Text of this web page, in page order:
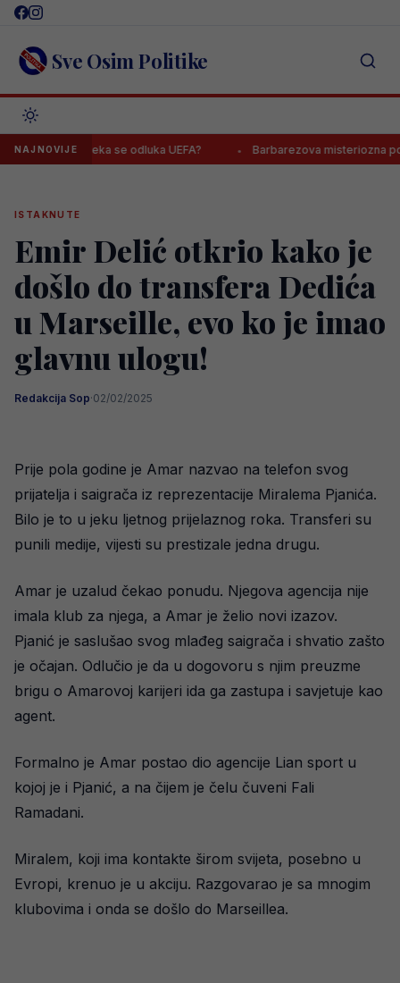
Skip
content Sve Osim Politike
NAJNOVIJE
čeka se odluka UEFA? Barbarezova misteriozna poruka
ISTAKNUTE
Emir Delić otkrio kako je
došlo do transfera Dedića
u Marseille, evo ko je imao
glavnu ulogu!
Redakcija Sop·02/02/2025
Prije pola godine je Amar nazvao na telefon svog
prijatelja i saigrača iz reprezentacije Miralema Pjanića.
Bilo je to u jeku ljetnog prijelaznog roka. Transferi su
punili medije, vijesti su prestizale jedna drugu.
Amar je uzalud čekao ponudu. Njegova agencija nije
imala klub za njega, a Amar je želio novi izazov.
Pjanić je saslušao svog mlađeg saigrača i shvatio zašto
je očajan. Odlučio je da u dogovoru s njim preuzme
brigu o Amarovoj karijeri ida ga zastupa i savjetuje kao
agent.
Formalno je Amar postao dio agencije Lian sport u
kojoj je i Pjanić, a na čijem je čelu čuveni Fali
Ramadani.
Miralem, koji ima kontakte širom svijeta, posebno u
Evropi, krenuo je u akciju. Razgovarao je sa mnogim
klubovima i onda se došlo do Marseillea.